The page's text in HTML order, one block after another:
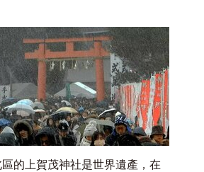
的上賀茂神社是世界遺產，在